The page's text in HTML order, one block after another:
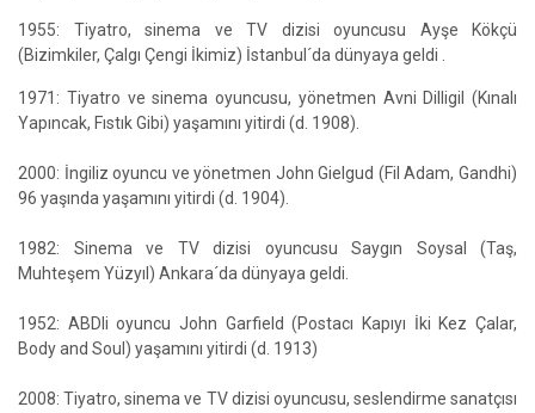
1955: Tiyatro, sinema ve TV dizisi oyuncusu Ayşe Kökçü
(Bizimkiler, Çalgı Çengi İkimiz) İstanbul´da dünyaya geldi .
1971: Tiyatro ve sinema oyuncusu, yönetmen Avni Dilligil (Kınalı
Yapıncak, Fıstık Gibi) yaşamını yitirdi (d. 1908).
2000: İngiliz oyuncu ve yönetmen John Gielgud (Fil Adam, Gandhi)
96 yaşında yaşamını yitirdi (d. 1904).
1982: Sinema ve TV dizisi oyuncusu Saygın Soysal (Taş,
Muhteşem Yüzyıl) Ankara´da dünyaya geldi.
1952: ABDli oyuncu John Garfield (Postacı Kapıyı İki Kez Çalar,
Body and Soul) yaşamını yitirdi (d. 1913)
2008: Tiyatro, sinema ve TV dizisi oyuncusu, seslendirme sanatçısı